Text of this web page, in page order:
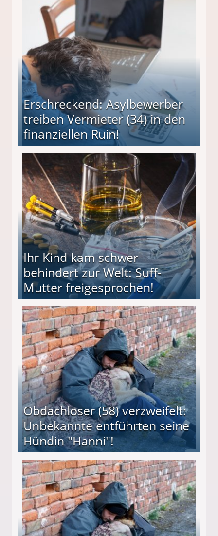
Erschreckend: Asylbewerber
treiben Vermieter (34) in den
finanziellen Ruin!
(34) in den finanziellen Ruin!
Ihr Kind kam schwer
behindert zur Welt: Suff-
Mutter freigesprochen!
Mutter freigesprochen!
Obdachloser (58) verzweifelt:
Unbekannte entführten seine
Hündin "Hanni"!
entführten seine Hündin "Hanni"!